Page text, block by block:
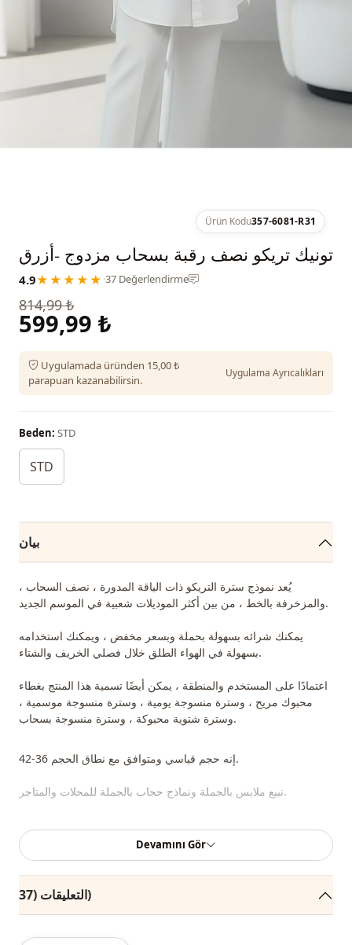
Ürün Kodu357-6081-R31
تونيك تريكو نصف رقبة بسحاب مزدوج -أزرق
4.9★★★★★ ·37 Değerlendirme
814,99 ₺
599,99 ₺
Uygulamada üründen 15,00 ₺
parapuan kazanabilirsin.
Uygulama Ayrıcalıkları
Beden: STD
STD
بيان
يُعد نموذج سترة التريكو ذات الياقة المدورة ، نصف السحاب ،
والمزخرفة بالخط ، من بين أكثر الموديلات شعبية في الموسم الجديد.
يمكنك شرائه بسهولة بحملة وبسعر مخفض ، ويمكنك استخدامه
بسهولة في الهواء الطلق خلال فصلي الخريف والشتاء.
اعتمادًا على المستخدم والمنطقة ، يمكن أيضًا تسمية هذا المنتج بغطاء
محبوك مريح ، وسترة منسوجة يومية ، وسترة منسوجة موسمية ،
وسترة شتوية محبوكة ، وسترة منسوجة بسحاب.
إنه حجم قياسي ومتوافق مع نطاق الحجم 36-42.
نبيع ملابس بالجملة ونماذج حجاب بالجملة للمحلات والمتاجر.
لشراء الملابس بالجملة والاطلاع على أسعار الجملة الخاصة ، يكفي أن
تصبح عضوًا في موقعنا وإرسال معلوماتك إلى خط الواتساب
0545695 05 91 للموافقة عليها.
ملاحظة: يتكون محتوى المنتج من سترة. (تُستخدم القمصان والسراويل
والأحذية والحقائب والمجوهرات لأغراض الديكور.)
Devamını Gör
التعليقات (37)